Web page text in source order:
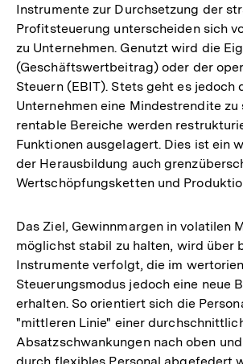
Instrumente zur Durchsetzung der
Profitsteuerung unterscheiden sich
zu Unternehmen. Genutzt wird die
(Geschäftswertbeitrag) oder der
Steuern (EBIT). Stets geht es jedoch
Unternehmen eine Mindestrendite zu
rentable Bereiche werden
Funktionen ausgelagert. Dies ist ein
der Herausbildung auch
Wertschöpfungsketten und
Das Ziel, Gewinnmargen in volatilen
möglichst stabil zu halten, wird über
Instrumente verfolgt, die im
Steuerungsmodus jedoch eine neue
erhalten. So orientiert sich die
"mittleren Linie" einer
Absatzschwankungen nach oben
durch flexibles Personal abgefedert